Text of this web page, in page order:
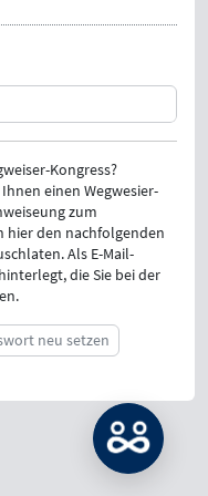
Kongress?
einen Wegwesier-
zum
hier den nachfolgenden
Als E-Mail-
die Sie bei der
neu setzen